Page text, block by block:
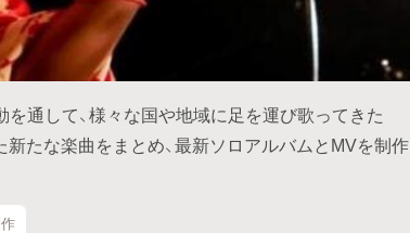
通して、様々な国や地域に足を運び歌ってきた
たな楽曲をまとめ、最新ソロアルバムとMVを制作